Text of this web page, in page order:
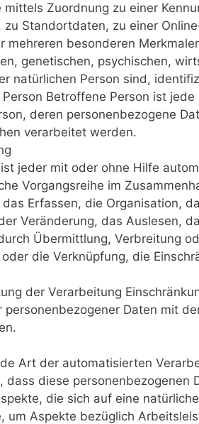
mittels Zuordnung zu einer
zu Standortdaten, zu einer
mehreren besonderen
genetischen, psychischen,
natürlichen Person sind,
Betroffene Person ist
deren personenbezogene
verarbeitet werden.
jeder mit oder ohne Hilfe
Vorgangsreihe im
Erfassen, die Organisation,
Veränderung, das Auslesen,
Übermittlung, Verbreitung
die Verknüpfung, die
der Verarbeitung
personenbezogener Daten mit
Art der automatisierten
dass diese personenbezogenen
die sich auf eine
um Aspekte bezüglich